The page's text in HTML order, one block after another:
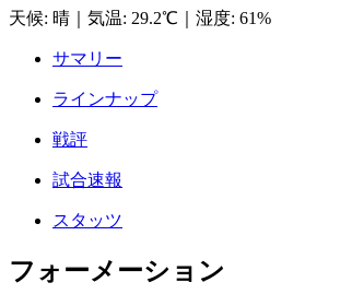
天候: 晴 気温: 29.2℃ 湿度: 61%
サマリー
ラインナップ
戦評
試合速報
スタッツ
フォーメーション